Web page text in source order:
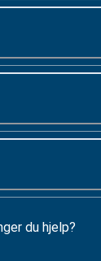
du hjelp?